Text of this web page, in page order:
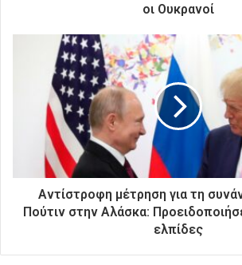
κ
η
οι Ουκρανοί
Αντίστροφη μέτρηση για τη
Πούτιν στην Αλάσκα:
ελπίδες